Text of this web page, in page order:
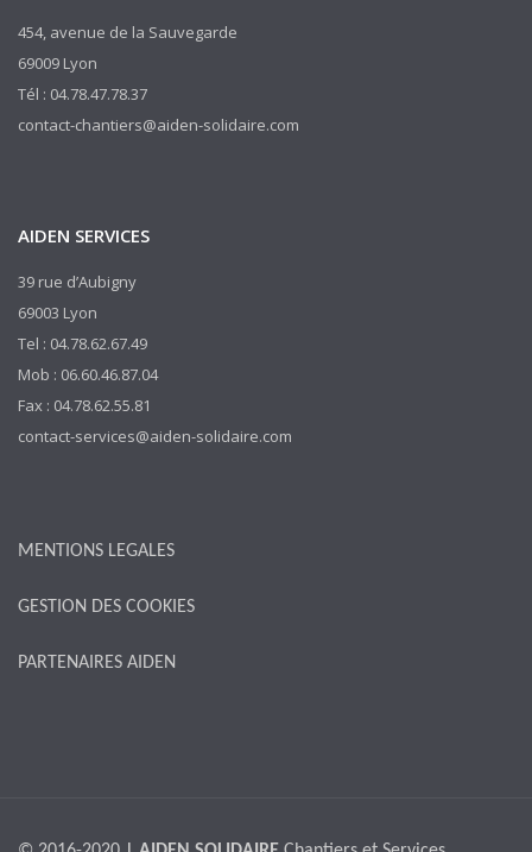
454, avenue de la Sauvegarde
69009 Lyon
Tél : 04.78.47.78.37
contact-chantiers@aiden-solidaire.com
AIDEN SERVICES
39 rue d’Aubigny
69003 Lyon
Tel : 04.78.62.67.49
Mob : 06.60.46.87.04
Fax : 04.78.62.55.81
contact-services@aiden-solidaire.com
MENTIONS LEGALES
GESTION DES COOKIES
PARTENAIRES AIDEN